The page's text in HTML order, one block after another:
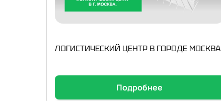
ЛОГИСТИЧЕСКИЙ ЦЕНТР В ГОРОДЕ МОСКВА
Подробнее